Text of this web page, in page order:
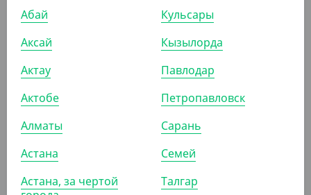
-20%
195₸
(3.90₸/ШТ)
Вилка столовая "Basic", 165 мм
УП (50)
Абай
Аксай
Актау
Актобе
Алматы
Астана
Астана, за чертой
Кульсары
Кызылорда
Павлодар
Петропавловск
Сарань
Семей
Талгар